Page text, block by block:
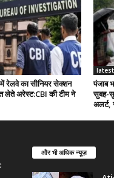
का सीनियर सेक्शन
लेते अरेस्ट:CBI की टीम ने
पंजाब
सुबह-
अलर्ट,
और भी अधिक न्यूज़